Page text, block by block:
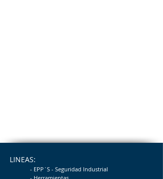
LINEAS:
- EPP´S - Seguridad Industrial